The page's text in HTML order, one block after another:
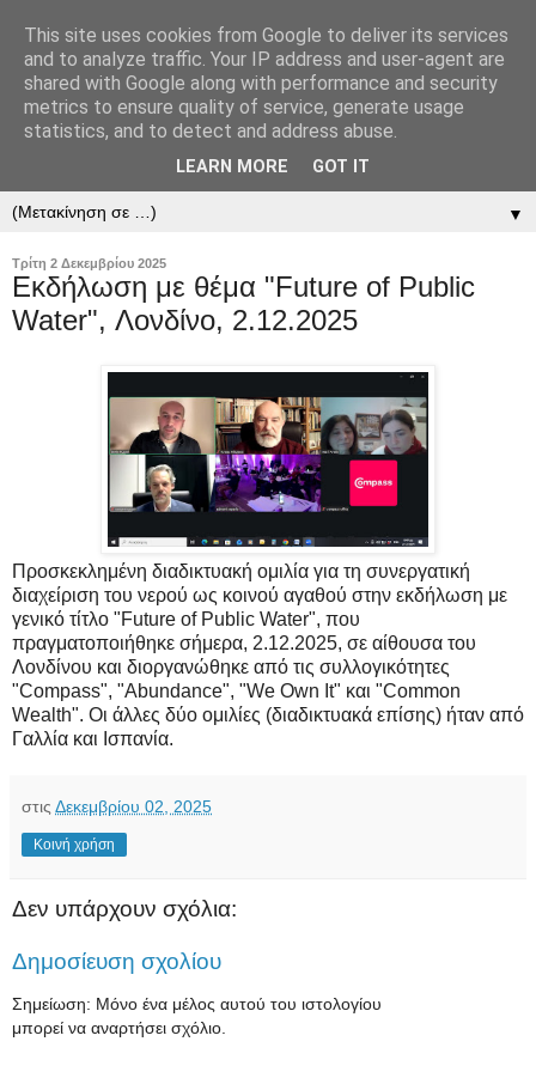
▼
Τρίτη 2 Δεκεμβρίου 2025
Εκδήλωση με θέμα "Future of Public
Water", Λονδίνο, 2.12.2025
Προσκεκλημένη διαδικτυακή ομιλία για τη συνεργατική
διαχείριση του νερού ως κοινού αγαθού στην εκδήλωση με
γενικό τίτλο "Future of Public Water", που
πραγματοποιήθηκε σήμερα, 2.12.2025, σε αίθουσα του
Λονδίνου και διοργανώθηκε από τις συλλογικότητες
"Compass", "Abundance", "We Own It" και "Common
Wealth". Οι άλλες δύο ομιλίες (διαδικτυακά επίσης) ήταν από
Γαλλία και Ισπανία.
στις Δεκεμβρίου 02, 2025
Κοινή χρήση
Δεν υπάρχουν σχόλια:
Δημοσίευση σχολίου
Σημείωση: Μόνο ένα μέλος αυτού του ιστολογίου
μπορεί να αναρτήσει σχόλιο.
This site uses cookies from Google to deliver its services
and to analyze traffic. Your IP address and user-agent are
shared with Google along with performance and security
metrics to ensure quality of service, generate usage
statistics, and to detect and address abuse.
LEARN MORE GOT IT